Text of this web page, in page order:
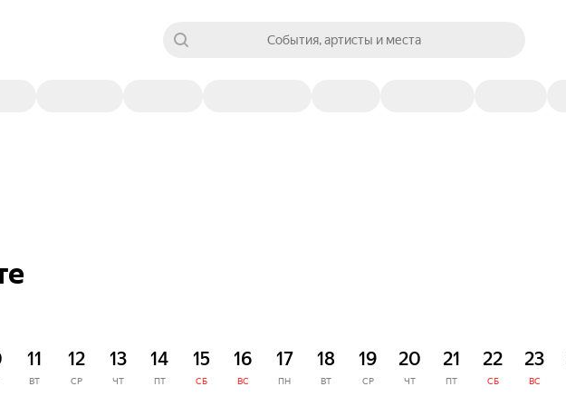
События, артисты и места
11
ВТ
12
СР
13
ЧТ
14
ПТ
15
СБ
16
ВС
17
ПН
18
ВТ
19
СР
20
ЧТ
21
ПТ
22
СБ
23
ВС